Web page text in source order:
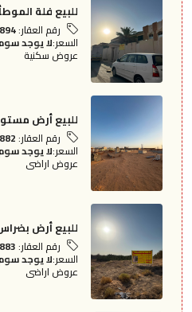
للبيع فلة
رقم العقار:
السعر:لا يوجد
عروض سكنية
للبيع أرض
رقم العقار:
السعر:لا يوجد
عروض اراضى
للبيع أرض
رقم العقار:
السعر:لا يوجد
عروض اراضى